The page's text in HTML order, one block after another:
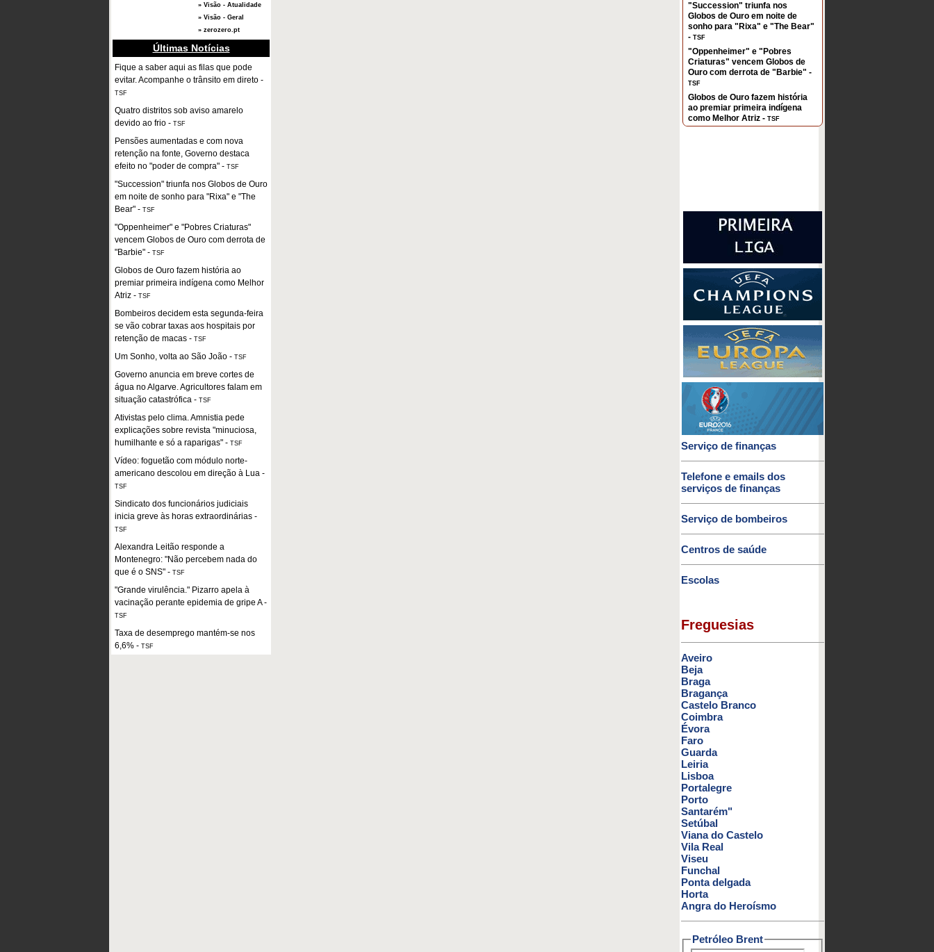
» Visão - Atualidade
» Visão - Geral
» zerozero.pt
Últimas Notícias
Fique a saber aqui as filas que pode
evitar. Acompanhe o trânsito em direto -
TSF
Quatro distritos sob aviso amarelo
devido ao frio - TSF
Pensões aumentadas e com nova
retenção na fonte, Governo destaca
efeito no "poder de compra" - TSF
"Succession" triunfa nos Globos de Ouro
em noite de sonho para "Rixa" e "The
Bear" - TSF
"Oppenheimer" e "Pobres Criaturas"
vencem Globos de Ouro com derrota de
"Barbie" - TSF
Globos de Ouro fazem história ao
premiar primeira indígena como Melhor
Atriz - TSF
Bombeiros decidem esta segunda-feira
se vão cobrar taxas aos hospitais por
retenção de macas - TSF
Um Sonho, volta ao São João - TSF
Governo anuncia em breve cortes de
água no Algarve. Agricultores falam em
situação catastrófica - TSF
Ativistas pelo clima. Amnistia pede
explicações sobre revista "minuciosa,
humilhante e só a raparigas" - TSF
Vídeo: foguetão com módulo norte-
americano descolou em direção à Lua -
TSF
Sindicato dos funcionários judiciais
inicia greve às horas extraordinárias -
TSF
Alexandra Leitão responde a
Montenegro: "Não percebem nada do
que é o SNS" - TSF
"Grande virulência." Pizarro apela à
vacinação perante epidemia de gripe A-
TSF
Taxa de desemprego mantém-se nos
6,6% - TSF
"Succession" triunfa nos
Globos de Ouro em noite de
sonho para "Rixa" e "The Bear"
-TSF
"Oppenheimer" e "Pobres
Criaturas" vencem Globos de
Ouro com derrota de "Barbie" -
TSF
Globos de Ouro fazem história
ao premiar primeira indígena
como Melhor Atriz -TSF
Serviço de finanças
Telefone e emails dos
serviços de finanças
Serviço de bombeiros
Centros de saúde
Escolas
Freguesias
Aveiro
Beja
Braga
Bragança
Castelo Branco
Coimbra
Évora
Faro
Guarda
Leiria
Lisboa
Portalegre
Porto
Santarém"
Setúbal
Viana do Castelo
Vila Real
Viseu
Funchal
Ponta delgada
Horta
Angra do Heroísmo
Petróleo Brent